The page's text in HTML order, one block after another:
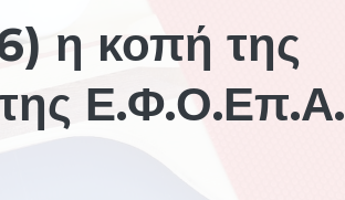
η κοπή της
της Ε.Φ.Ο.Επ.Α.